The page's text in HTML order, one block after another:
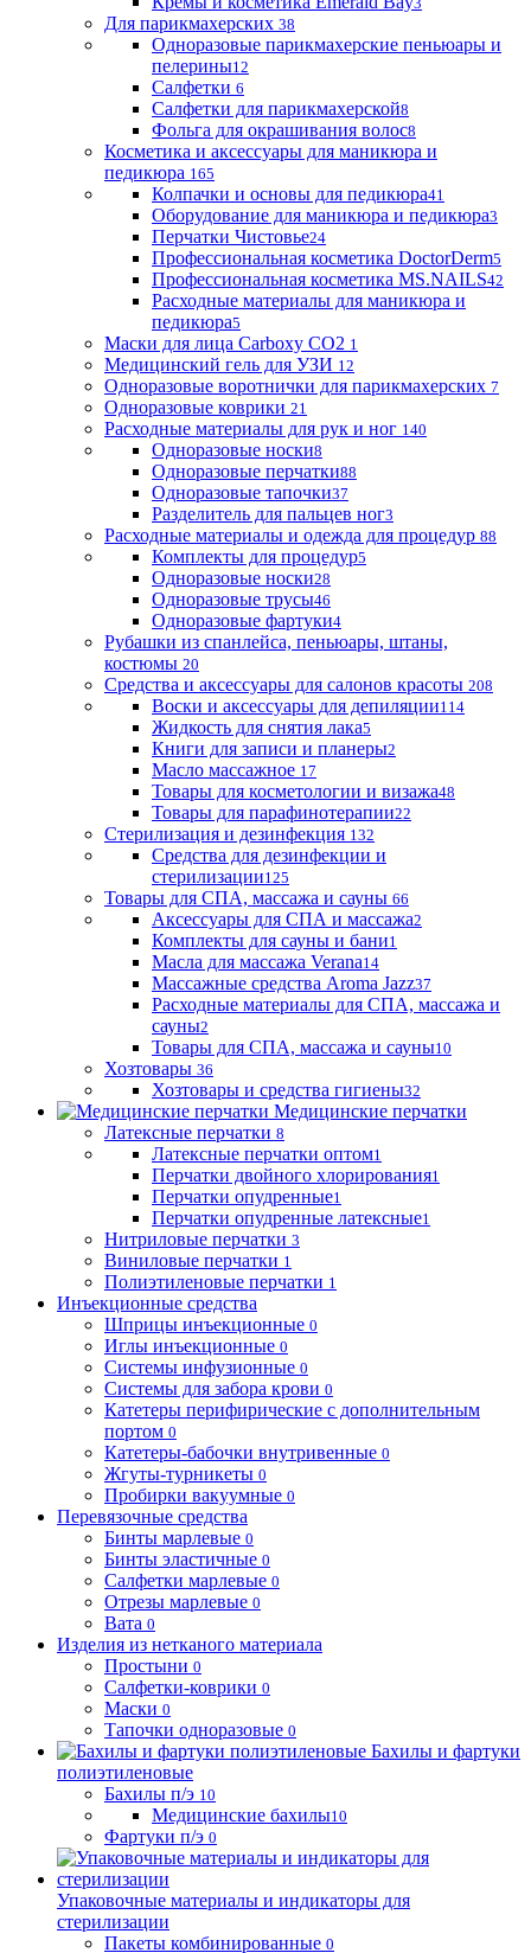
Для парикмахерских 38
Одноразовые парикмахерские пеньюары и
пелерины12
Салфетки 6
Салфетки для парикмахерской8
Фольга для окрашивания волос8
Косметика и аксессуары для маникюра и
педикюра 165
Колпачки и основы для педикюра41
Оборудование для маникюра и педикюра3
Перчатки Чистовье24
Профессиональная косметика DoctorDerm5
Профессиональная косметика MS.NAILS42
Расходные материалы для маникюра и
педикюра5
Маски для лица Carboxy CO2 1
Медицинский гель для УЗИ 12
Одноразовые воротнички для парикмахерских 7
Одноразовые коврики 21
Расходные материалы для рук и ног 140
Одноразовые носки8
Одноразовые перчатки88
Одноразовые тапочки37
Разделитель для пальцев ног3
Расходные материалы и одежда для процедур 88
Комплекты для процедур5
Одноразовые носки28
Одноразовые трусы46
Одноразовые фартуки4
Рубашки из спанлейса, пеньюары, штаны,
костюмы 20
Средства и аксессуары для салонов красоты 208
Воски и аксессуары для депиляции114
Жидкость для снятия лака5
Книги для записи и планеры2
Масло массажное 17
Товары для косметологии и визажа48
Товары для парафинотерапии22
Стерилизация и дезинфекция 132
Средства для дезинфекции и
стерилизации125
Товары для СПА, массажа и сауны 66
Аксессуары для СПА и массажа2
Комплекты для сауны и бани1
Масла для массажа Verana14
Массажные средства Aroma Jazz37
Расходные материалы для СПА, массажа и
сауны2
Товары для СПА, массажа и сауны10
Хозтовары 36
Хозтовары и средства гигиены32
Медицинские перчатки
Латексные перчатки 8
Латексные перчатки оптом1
Перчатки двойного хлорирования1
Перчатки опудренные1
Перчатки опудренные латексные1
Нитриловые перчатки 3
Виниловые перчатки 1
Полиэтиленовые перчатки 1
Инъекционные средства
Шприцы инъекционные 0
Иглы инъекционные 0
Системы инфузионные 0
Системы для забора крови 0
Катетеры перифирические с дополнительным
портом 0
Катетеры-бабочки внутривенные 0
Жгуты-турникеты 0
Пробирки вакуумные 0
Перевязочные средства
Бинты марлевые 0
Бинты эластичные 0
Салфетки марлевые 0
Отрезы марлевые 0
Вата 0
Изделия из нетканого материала
Простыни 0
Салфетки-коврики 0
Маски 0
Тапочки одноразовые 0
Бахилы и фартуки
полиэтиленовые
Бахилы п/э 10
Медицинские бахилы10
Фартуки п/э 0
Упаковочные материалы и индикаторы для
стерилизации
Пакеты комбинированные 0